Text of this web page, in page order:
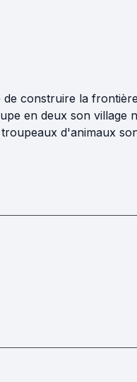
construire la
en deux son village
d'animaux